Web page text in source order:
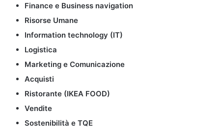
Finance e Business navigation
Risorse Umane
Information technology (IT)
Logistica
Marketing e Comunicazione
Acquisti
Ristorante (IKEA FOOD)
Vendite
Sostenibilità e TQE